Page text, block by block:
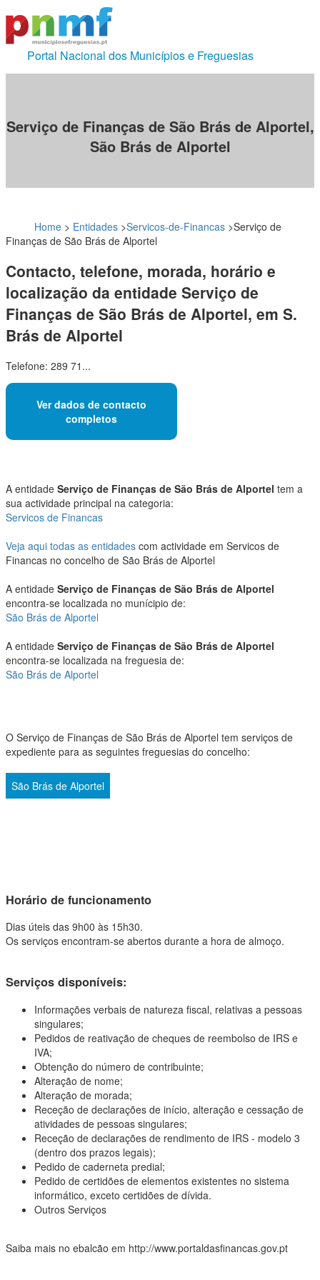
Portal Nacional dos Municípios e Freguesias
Serviço de Finanças de São Brás de Alportel,
São Brás de Alportel
Home > Entidades >Servicos-de-Financas >Serviço de
Finanças de São Brás de Alportel
Contacto, telefone, morada, horário e
localização da entidade Serviço de
Finanças de São Brás de Alportel, em S.
Brás de Alportel
Telefone: 289 71...
Ver dados de contacto
completos
A entidade Serviço de Finanças de São Brás de Alportel tem a
sua actividade principal na categoria:
Servicos de Financas
Veja aqui todas as entidades com actividade em Servicos de
Financas no concelho de São Brás de Alportel
A entidade Serviço de Finanças de São Brás de Alportel
encontra-se localizada no munícipio de:
São Brás de Alportel
A entidade Serviço de Finanças de São Brás de Alportel
encontra-se localizada na freguesia de:
São Brás de Alportel
O Serviço de Finanças de São Brás de Alportel tem serviços de
expediente para as seguintes freguesias do concelho:
São Brás de Alportel
Horário de funcionamento
Dias úteis das 9h00 às 15h30.
Os serviços encontram-se abertos durante a hora de almoço.
Serviços disponíveis:
Informações verbais de natureza fiscal, relativas a pessoas
singulares;
Pedidos de reativação de cheques de reembolso de IRS e
IVA;
Obtenção do número de contribuinte;
Alteração de nome;
Alteração de morada;
Receção de declarações de início, alteração e cessação de
atividades de pessoas singulares;
Receção de declarações de rendimento de IRS - modelo 3
(dentro dos prazos legais);
Pedido de caderneta predial;
Pedido de certidões de elementos existentes no sistema
informático, exceto certidões de dívida.
Outros Serviços
Saiba mais no ebalcão em http://www.portaldasfinancas.gov.pt